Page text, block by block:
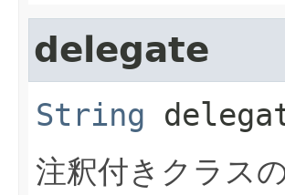
delegate
String
注釈付きクラス